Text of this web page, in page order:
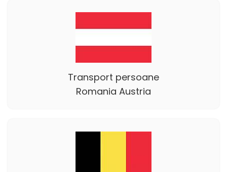
Transport persoane
Romania Austria